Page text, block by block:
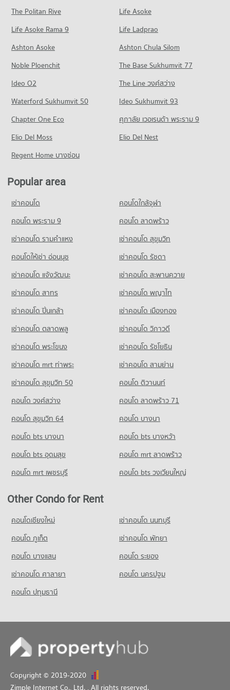
382 properties for rent
Condo for Sale Central Phuket Floresta
PROJECT_COUNT
Condo for Rent Chillva Market
405 properties for sale
Condo Makro Phuket
Condo for Rent Makro Phuket
323 properties for rent
358 properties for sale
Condo Big C Super Center Phuket
PROJECT_COUNT
Condo for Rent Big C Super Center Phuket
348 properties for rent
Condo for Sale Big C Super Center Phuket
370 properties for sale
Condo Super Cheap Market
PROJECT_COUNT
Condo for Rent near Super Cheap Market
239 properties for rent
Condo for Sale near Super Cheap Market
259 properties for sale
Condo for Sale near Bangkok Hospital Siriroj
The Politan Rive
Life Asoke
Life Asoke Rama 9
Life Ladprao
Ashton Asoke
Ashton Chula Silom
Noble Ploenchit
The Base Sukhumvit 77
Ideo O2
The Line วงศ์สว่าง
Waterford Sukhumvit 50
Ideo Sukhumvit 93
Chapter One Eco
ศุภาลัย เวอเรนด้า พระราม 9
Elio Del Moss
Elio Del Nest
Regent Home บางซ่อน
Popular area
เช่าคอนโด
คอนโดใกล้จุฬา
คอนโด พระราม 9
คอนโด ลาดพร้าว
เช่าคอนโด รามคําแหง
เช่าคอนโด สุขุมวิท
คอนโดให้เช่า อ่อนนุช
เช่าคอนโด รัชดา
เช่าคอนโด แจ้งวัฒนะ
เช่าคอนโด สะพานควาย
เช่าคอนโด สาทร
เช่าคอนโด พญาไท
เช่าคอนโด ปิ่นเกล้า
เช่าคอนโด เมืองทอง
เช่าคอนโด ตลาดพลู
เช่าคอนโด วิภาวดี
เช่าคอนโด พระโขนง
เช่าคอนโด รัชโยธิน
เช่าคอนโด mrt ท่าพระ
เช่าคอนโด สามย่าน
เช่าคอนโด สุขุมวิท 50
คอนโด ติวานนท์
คอนโด วงศ์สว่าง
คอนโด ลาดพร้าว 71
คอนโด สุขุมวิท 64
คอนโด บางนา
คอนโด bts บางนา
คอนโด bts บางหว้า
คอนโด bts อุดมสุข
คอนโด mrt ลาดพร้าว
คอนโด mrt เพชรบุรี
คอนโด bts วงเวียนใหญ่
Other Condo for Rent
คอนโดเชียงใหม่
เช่าคอนโด นนทบุรี
คอนโด ภูเก็ต
เช่าคอนโด พัทยา
คอนโด บางแสน
คอนโด ระยอง
เช่าคอนโด ศาลายา
คอนโด นครปฐม
คอนโด ปทุมธานี
Copyright © 2019-2020
Zimple Internet Co., Ltd. , All rights reserved.